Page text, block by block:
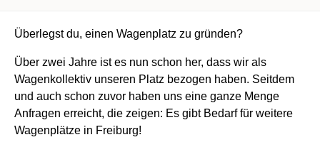
Überlegst du, einen Wagenplatz zu gründen?
Über zwei Jahre ist es nun schon her, dass wir als
Wagenkollektiv unseren Platz bezogen haben. Seitdem
und auch schon zuvor haben uns eine ganze Menge
Anfragen erreicht, die zeigen: Es gibt Bedarf für weitere
Wagenplätze in Freiburg!